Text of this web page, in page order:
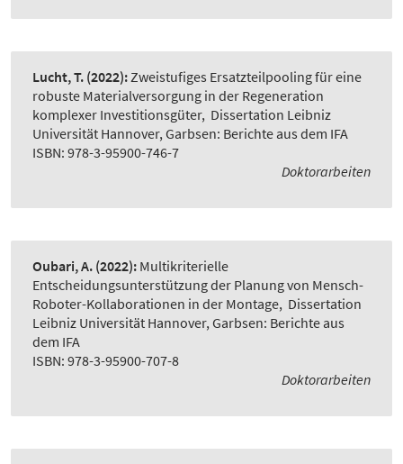
Lucht, T. (2022):Zweistufiges Ersatzteilpooling für eine
robuste Materialversorgung in der Regeneration
komplexer Investitionsgüter, Dissertation Leibniz
Universität Hannover, Garbsen: Berichte aus dem IFA
ISBN: 978-3-95900-746-7
Doktorarbeiten
Oubari, A. (2022): Multikriterielle
Entscheidungsunterstützung der Planung von Mensch-
Roboter-Kollaborationen in der Montage, Dissertation
Leibniz Universität Hannover, Garbsen: Berichte aus
dem IFA
ISBN: 978-3-95900-707-8
Doktorarbeiten